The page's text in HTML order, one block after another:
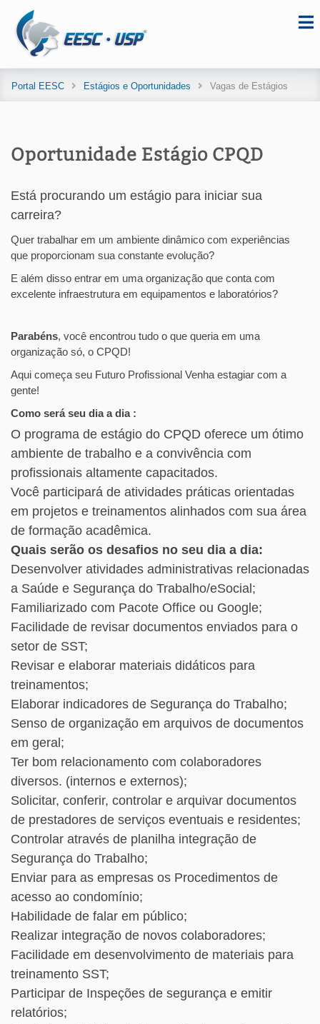
Portal EESC Estágios e Oportunidades Vagas de Estágios
Oportunidade Estágio CPQD
Está procurando um estágio para iniciar sua
carreira?
Quer trabalhar em um ambiente dinâmico com experiências
que proporcionam sua constante evolução?
E além disso entrar em uma organização que conta com
excelente infraestrutura em equipamentos e laboratórios?
Parabéns, você encontrou tudo o que queria em uma
organização só, o CPQD!
Aqui começa seu Futuro Profissional Venha estagiar com a
gente!
Como será seu dia a dia :
O programa de estágio do CPQD oferece um ótimo
ambiente de trabalho e a convivência com
profissionais altamente capacitados.
Você participará de atividades práticas orientadas
em projetos e treinamentos alinhados com sua área
de formação acadêmica.
Quais serão os desafios no seu dia a dia:
Desenvolver atividades administrativas relacionadas
a Saúde e Segurança do Trabalho/eSocial;
Familiarizado com Pacote Office ou Google;
Facilidade de revisar documentos enviados para o
setor de SST;
Revisar e elaborar materiais didáticos para
treinamentos;
Elaborar indicadores de Segurança do Trabalho;
Senso de organização em arquivos de documentos
em geral;
Ter bom relacionamento com colaboradores
diversos. (internos e externos);
Solicitar, conferir, controlar e arquivar documentos
de prestadores de serviços eventuais e residentes;
Controlar através de planilha integração de
Segurança do Trabalho;
Enviar para as empresas os Procedimentos de
acesso ao condomínio;
Habilidade de falar em público;
Realizar integração de novos colaboradores;
Facilidade em desenvolvimento de materiais para
treinamento SST;
Participar de Inspeções de segurança e emitir
relatórios;